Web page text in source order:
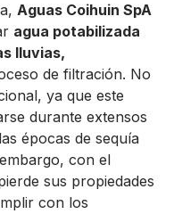
Aguas Coihuin SpA
agua potabilizada
lluvias,
de filtración. No
ya que este
durante extensos
épocas de sequía
con el
sus propiedades
con los